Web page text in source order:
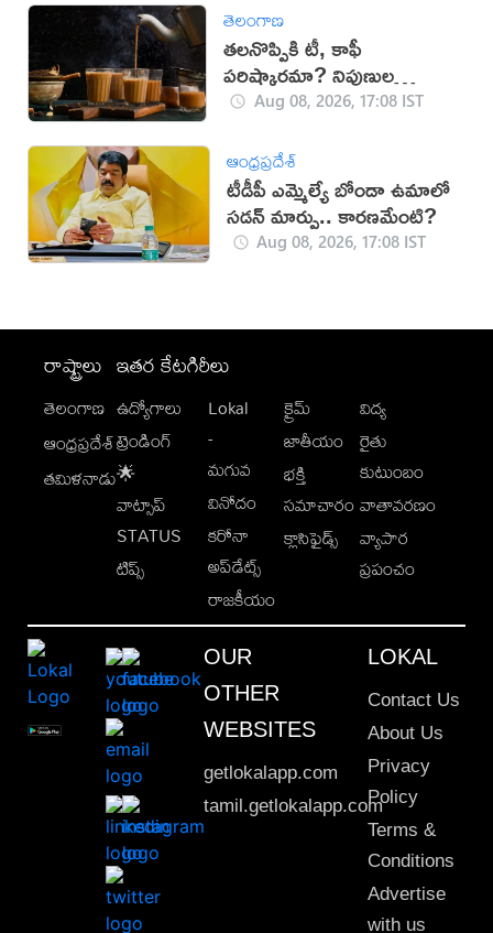
తెలంగాణ
తలనొప్పికి టీ, కాఫీ
పరిష్కారమా? నిపుణుల
సూచనలు ఇవే!
Aug 08, 2026, 17:08 IST
ఆంధ్రప్రదేశ్
టీడీపీ ఎమ్మెల్యే బోండా ఉమాలో
సడన్‌ మార్పు.. కారణమేంటి?
Aug 08, 2026, 17:08 IST
రాష్ట్రాలు
తెలంగాణ
ఆంధ్రప్రదేశ్
తమిళనాడు
ఇతర కేటగిరీలు
ఉద్యోగాలు
ట్రెండింగ్
🌟
వాట్సాప్
STATUS
టిప్స్
Lokal
-
మగువ
వినోదం
కరోనా
అప్‌డేట్స్
రాజకీయం
క్రైమ్
జాతీయం
భక్తి
సమాచారం
క్లాసిఫైడ్స్
విద్య
రైతు
కుటుంబం
వాతావరణం
వ్యాపార
ప్రపంచం
OUR
OTHER
WEBSITES
getlokalapp.com
tamil.getlokalapp.com
LOKAL
Contact Us
About Us
Privacy
Policy
Terms &
Conditions
Advertise
with us